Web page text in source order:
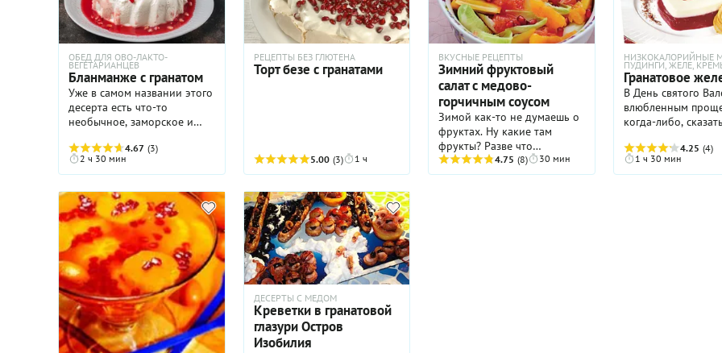
ОБЕД ДЛЯ ОВО-ЛАКТО-
ВЕГЕТАРИАНЦЕВ
Бланманже с гранатом
Уже в самом названии этого
десерта есть что-то
необычное, заморское и
французы знают толк в
десертах! Бланманже — это
зажелированное
миндальное молоко,
поданное с ягодами,
французский ответ
итальянской панна-коте. Мы
решили приготовить его с
гранатом.
4.67 (3)
2 ч 30 мин
РЕЦЕПТЫ БЕЗ ГЛЮТЕНА
Торт безе с гранатами
5.00 (3) 1 ч
ВКУСНЫЕ РЕЦЕПТЫ
Зимний фруктовый
салат с медово-
горчичным соусом
Зимой как-то не думаешь о
фруктах. Ну какие там
фрукты? Разве что
цитрусовые, в них еще
верится. А все остальное
4.75 (8) 30 мин
НИЗКОКАЛОРИЙНЫЕ
ПУДИНГИ, ЖЕЛЕ,
Гранатовое
В День святого
влюбленным
когда-либо,
обычный букетик
шоколадка
как признание.
4.25 (4)
1 ч 30 мин
ДЕСЕРТЫ С МЕДОМ
Креветки в гранатовой
глазури Остров
Изобилия